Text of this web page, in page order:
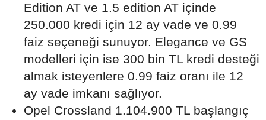
Edition AT ve 1.5 edition AT içinde
250.000 kredi için 12 ay vade ve 0.99
faiz seçeneği sunuyor. Elegance ve GS
modelleri için ise 300 bin TL kredi desteği
almak isteyenlere 0.99 faiz oranı ile 12
ay vade imkanı sağlıyor.
Opel Crossland 1.104.900 TL başlangıç